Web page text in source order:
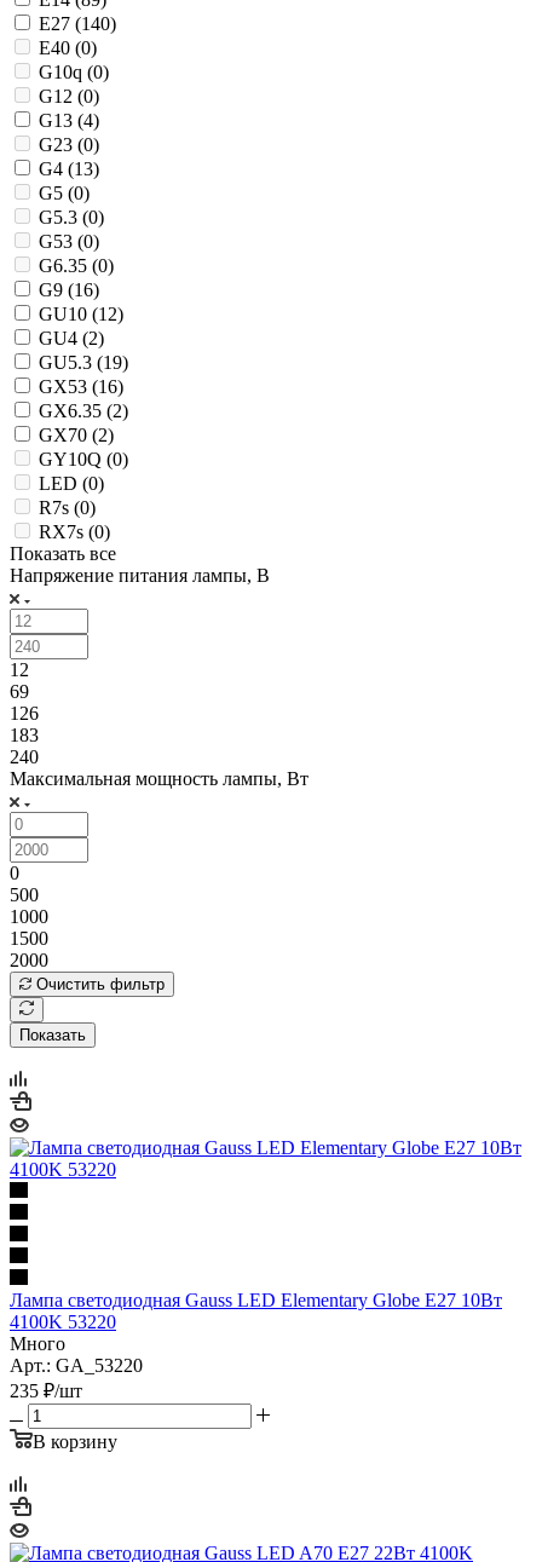
E27 (140)
E40 (0)
G10q (0)
G12 (0)
G13 (4)
G23 (0)
G4 (13)
G5 (0)
G5.3 (0)
G53 (0)
G6.35 (0)
G9 (16)
GU10 (12)
GU4 (2)
GU5.3 (19)
GX53 (16)
GX6.35 (2)
GX70 (2)
GY10Q (0)
LED (0)
R7s (0)
RX7s (0)
Показать все
Напряжение питания лампы, В
12
69
126
183
240
Максимальная мощность лампы, Вт
0
500
1000
1500
2000
Очистить фильтр
Показать
Лампа светодиодная Gauss LED Elementary Globe E27 10Вт
4100K 53220
Много
Арт.: GA_53220
235 ₽/шт
В корзину